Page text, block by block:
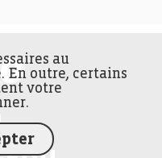
FEDIL écho
au
En outre, certains
votre